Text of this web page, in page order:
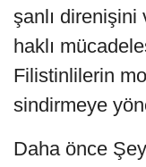
şanlı
haklı
Filistinlilerin
sindirmeye
Daha önce